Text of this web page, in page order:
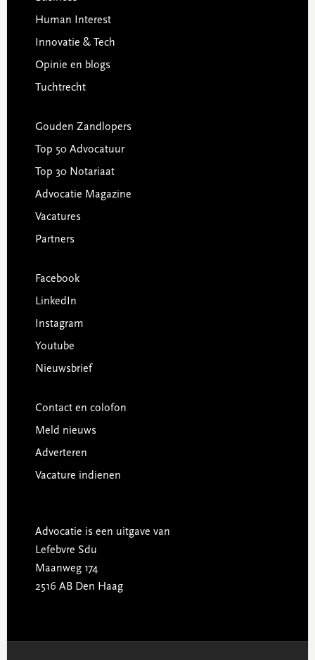
Human Interest
Innovatie & Tech
Opinie en blogs
Tuchtrecht
Gouden Zandlopers
Top 50 Advocatuur
Top 30 Notariaat
Advocatie Magazine
Vacatures
Partners
Facebook
LinkedIn
Instagram
Youtube
Nieuwsbrief
Contact en colofon
Meld nieuws
Adverteren
Vacature indienen
Advocatie is een uitgave van
Lefebvre Sdu
Maanweg 174
2516 AB Den Haag